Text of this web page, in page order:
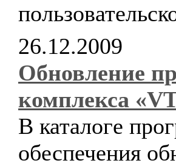
26.12.2009
Обновление
комплекса
В каталоге
обеспечения